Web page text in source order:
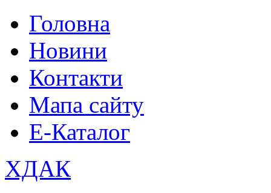
Головна
Новини
Контакти
Мапа сайту
Е-Каталог
ХДАК